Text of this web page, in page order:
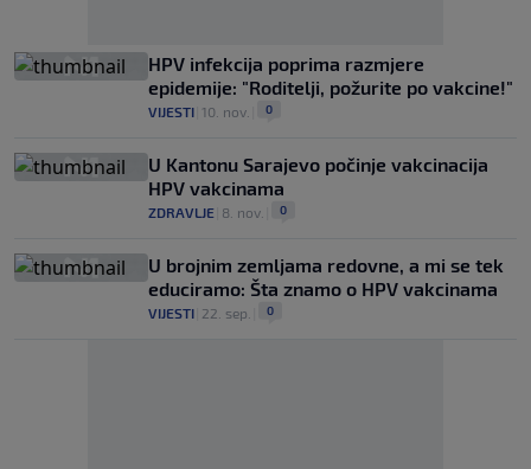
HPV infekcija poprima razmjere
epidemije: "Roditelji, požurite po vakcine!"
VIJESTI 10. nov. 0
U Kantonu Sarajevo počinje vakcinacija
HPV vakcinama
ZDRAVLJE 8. nov. 0
U brojnim zemljama redovne, a mi se tek
educiramo: Šta znamo o HPV vakcinama
VIJESTI 22. sep. 0